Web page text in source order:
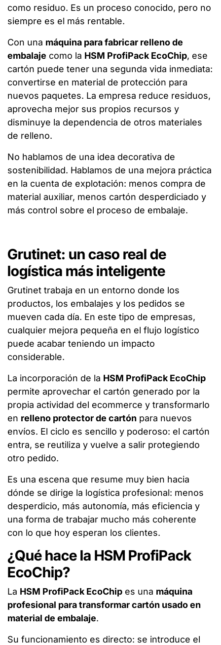
como residuo. Es un proceso conocido, pero no
siempre es el más rentable.
Con una máquina para fabricar relleno de
embalaje como la HSM ProfiPack EcoChip, ese
cartón puede tener una segunda vida inmediata:
convertirse en material de protección para
nuevos paquetes. La empresa reduce residuos,
aprovecha mejor sus propios recursos y
disminuye la dependencia de otros materiales
de relleno.
No hablamos de una idea decorativa de
sostenibilidad. Hablamos de una mejora práctica
en la cuenta de explotación: menos compra de
material auxiliar, menos cartón desperdiciado y
más control sobre el proceso de embalaje.
Grutinet: un caso real de
logística más inteligente
Grutinet trabaja en un entorno donde los
productos, los embalajes y los pedidos se
mueven cada día. En este tipo de empresas,
cualquier mejora pequeña en el flujo logístico
puede acabar teniendo un impacto
considerable.
La incorporación de la HSM ProfiPack EcoChip
permite aprovechar el cartón generado por la
propia actividad del ecommerce y transformarlo
en relleno protector de cartón para nuevos
envíos. El ciclo es sencillo y poderoso: el cartón
entra, se reutiliza y vuelve a salir protegiendo
otro pedido.
Es una escena que resume muy bien hacia
dónde se dirige la logística profesional: menos
desperdicio, más autonomía, más eficiencia y
una forma de trabajar mucho más coherente
con lo que hoy esperan los clientes.
¿Qué hace la HSM ProfiPack
EcoChip?
La HSM ProfiPack EcoChip es una máquina
profesional para transformar cartón usado en
material de embalaje.
Su funcionamiento es directo: se introduce el